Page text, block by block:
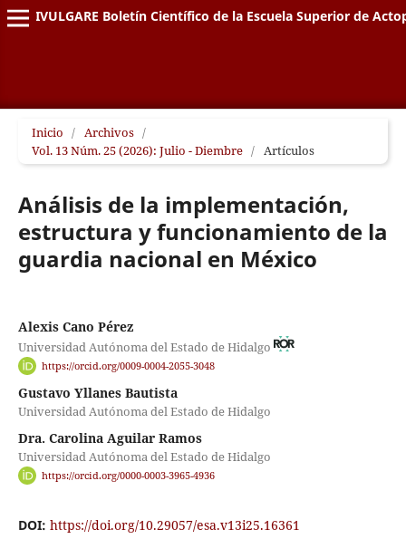
DIVULGARE Boletín Científico de la Escuela Superior de
Inicio / Archivos /
Vol. 13 Núm. 25 (2026): Julio - Diembre / Artículos
Análisis de la implementación,
estructura y funcionamiento de la
guardia nacional en México
Alexis Cano Pérez
Universidad Autónoma del Estado de Hidalgo
https://orcid.org/0009-0004-2055-3048
Gustavo Yllanes Bautista
Universidad Autónoma del Estado de Hidalgo
Dra. Carolina Aguilar Ramos
Universidad Autónoma del Estado de Hidalgo
https://orcid.org/0000-0003-3965-4936
DOI: https://doi.org/10.29057/esa.v13i25.16361